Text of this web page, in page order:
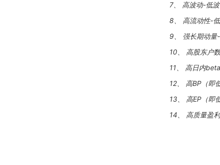
7、 高波动-低
8、 高流动性-
9、 强长期动量
10、 高股东户
11、 高日内
12、 高BP（即
13、 高EP（即
14、 高质量盈